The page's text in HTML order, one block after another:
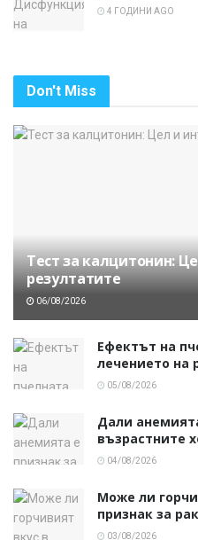
4 ГОДИНИ AGO
Don't Miss
Тест за калцитонин:
резултатите
06/08/2026
Ефектът на
лечението на
05/08/2026
Дали
възрастните
04/08/2026
Може ли
признак за
03/08/2026